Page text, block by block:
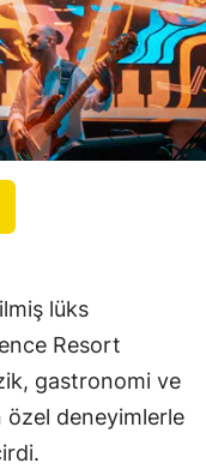
lüks
Resort
gastronomi ve
özel deneyimlerle